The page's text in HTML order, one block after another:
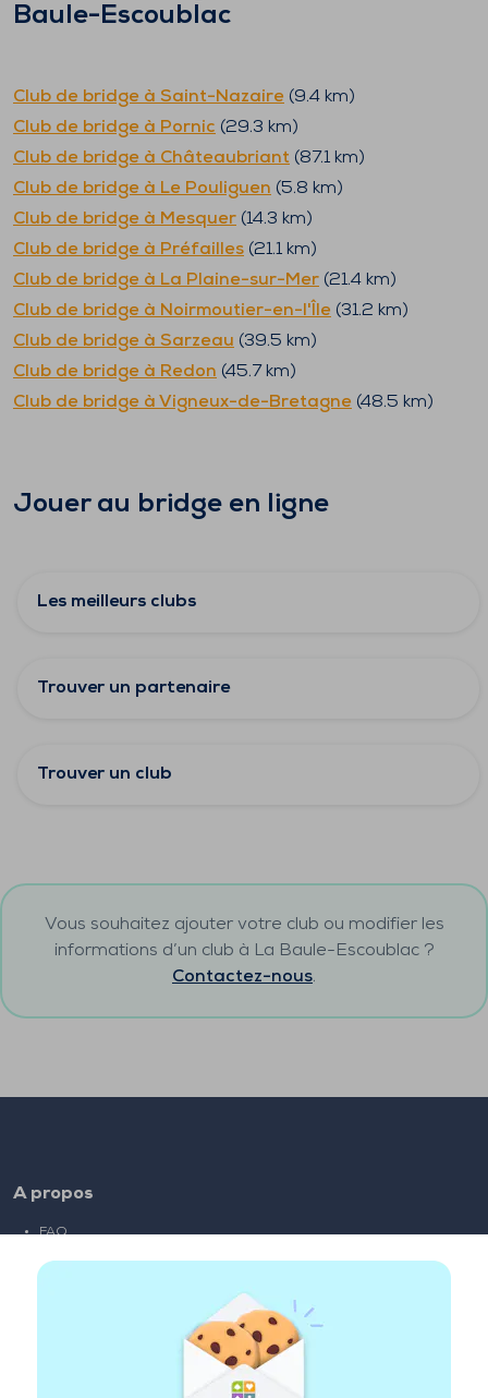
Baule-Escoublac
Club de bridge à Saint-Nazaire (9.4 km)
Club de bridge à Pornic (29.3 km)
Club de bridge à Châteaubriant (87.1 km)
Club de bridge à Le Pouliguen (5.8 km)
Club de bridge à Mesquer (14.3 km)
Club de bridge à Préfailles (21.1 km)
Club de bridge à La Plaine-sur-Mer (21.4 km)
Club de bridge à Noirmoutier-en-l'Île (31.2 km)
Club de bridge à Sarzeau (39.5 km)
Club de bridge à Redon (45.7 km)
Club de bridge à Vigneux-de-Bretagne (48.5 km)
Jouer au bridge en ligne
Les meilleurs clubs
Trouver un partenaire
Trouver un club
Vous souhaitez ajouter votre club ou modifier les
informations d’un club à La Baule-Escoublac?
Contactez-nous.
A propos
FAQ
Liens partenaires